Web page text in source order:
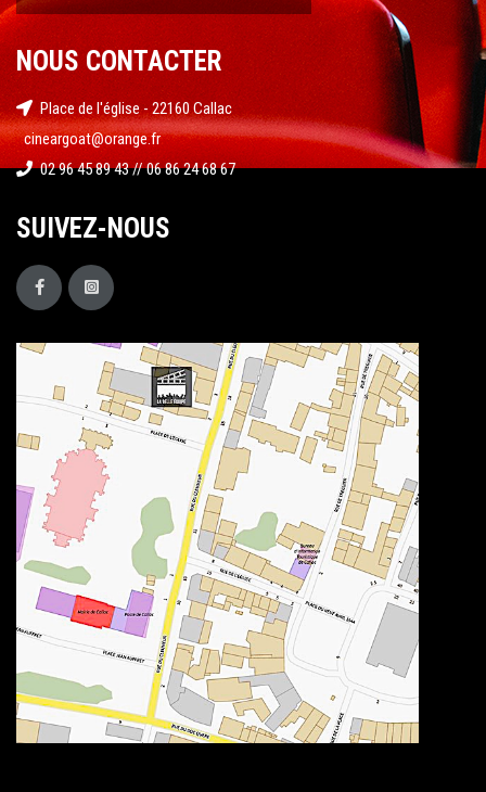
NOUS CONTACTER
Place de l'église - 22160 Callac
cineargoat@orange.fr
02 96 45 89 43 // 06 86 24 68 67
SUIVEZ-NOUS